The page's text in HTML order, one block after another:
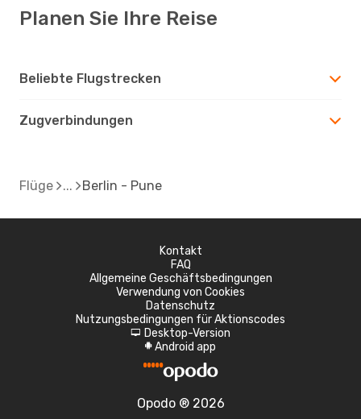
Planen Sie Ihre Reise
Beliebte Flugstrecken
Zugverbindungen
Flüge Berlin - Pune
Kontakt
FAQ
Allgemeine Geschäftsbedingungen
Verwendung von Cookies
Datenschutz
Nutzungsbedingungen für Aktionscodes
d Desktop-Version
A Android app
Opodo ® 2026